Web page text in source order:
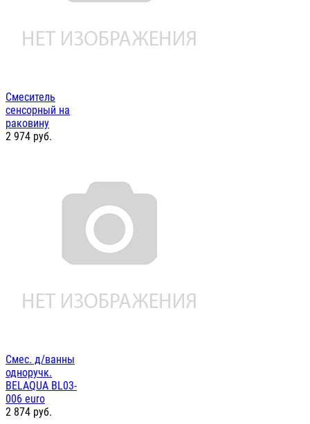
Смеситель
сенсорный на
раковину
2 974 руб.
Смес. д/ванны
одноручк.
BELAQUA BL03-
006 euro
2 874 руб.